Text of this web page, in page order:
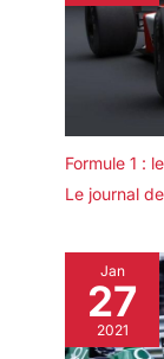
Formule 1 :
Le journal
Jan
27
2021